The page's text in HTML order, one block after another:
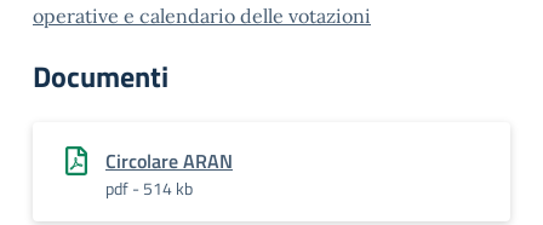
operative e calendario delle votazioni
Documenti
Circolare ARAN
pdf - 514 kb